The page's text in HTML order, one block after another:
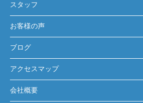
スタッフ
お客様の声
ブログ
アクセスマップ
会社概要